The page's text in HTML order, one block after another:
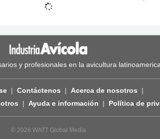
y profesionales en la avicultura
Contáctenos
Acerca de nosotros
Ayuda e información Política de
© 2026 WATT Global Media